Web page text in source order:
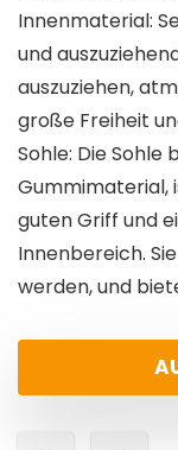
Innenmaterial:
und
auszuziehen,
große Freiheit
Sohle: Die
Gummimaterial,
guten Griff und
Innenbereich.
werden, und